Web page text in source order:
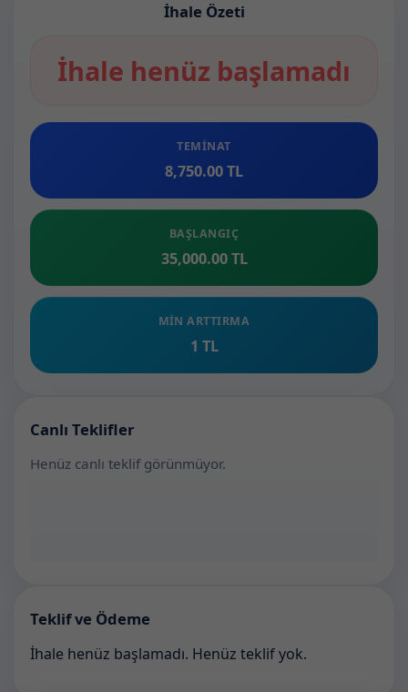
İhale Özeti
İhale henüz başlamadı
TEMINAT
8,750.00 TL
BAŞLANGIÇ
35,000.00 TL
MIN ARTTIRMA
1 TL
Canlı Teklifler
Teklif ve Ödeme
İhale henüz başlamadı. Henüz teklif yok.